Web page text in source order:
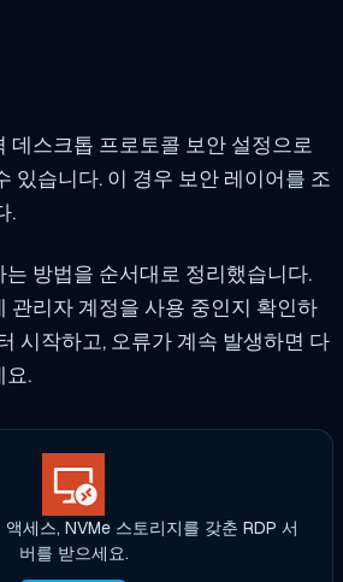
데스크톱 프로토콜 보안 설정으로
있습니다. 이 경우 보안 레이어를 조
.
방법을 순서대로 정리했습니다.
관리자 계정을 사용 중인지 확인하
시작하고, 오류가 계속 발생하면 다
요.
세스, NVMe 스토리지를 갖춘 RDP 서
버를 받으세요.